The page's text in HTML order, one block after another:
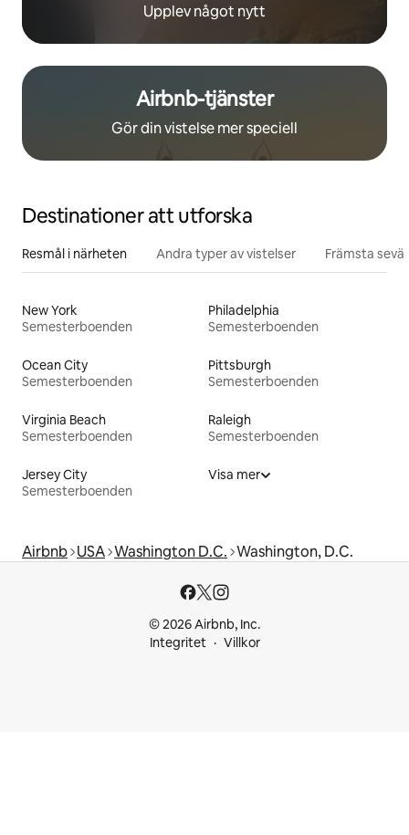
Upplev något nytt
Airbnb-tjänster
Gör din vistelse mer speciell
Destinationer att utforska
Resmål i närheten Andra typer av vistelser Främsta
New York
Semesterboenden
Philadelphia
Semesterboenden
Ocean City
Semesterboenden
Pittsburgh
Semesterboenden
Virginia Beach
Semesterboenden
Raleigh
Semesterboenden
Jersey City
Semesterboenden
Visa mer
Airbnb USA Washington D.C. Washington, D.C.
© 2026 Airbnb, Inc.
Integritet
Villkor